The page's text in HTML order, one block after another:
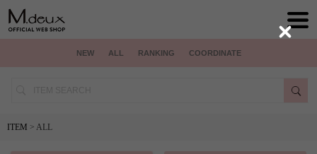
NEW ALL RANKING COORDINATE
ITEM > ALL
Close